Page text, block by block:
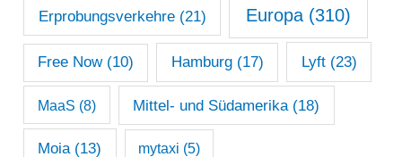
Erprobungsverkehre(21) Europa (310)
Free Now(10) Hamburg(17) Lyft(23)
MaaS (8) Mittel- und Südamerika (18)
Moia (13) mytaxi (5)